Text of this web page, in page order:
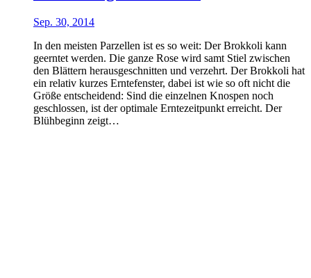
Sep. 30, 2014
In den meisten Parzellen ist es so weit: Der Brokkoli kann
geerntet werden. Die ganze Rose wird samt Stiel zwischen
den Blättern herausgeschnitten und verzehrt. Der Brokkoli hat
ein relativ kurzes Erntefenster, dabei ist wie so oft nicht die
Größe entscheidend: Sind die einzelnen Knospen noch
geschlossen, ist der optimale Erntezeitpunkt erreicht. Der
Blühbeginn zeigt…